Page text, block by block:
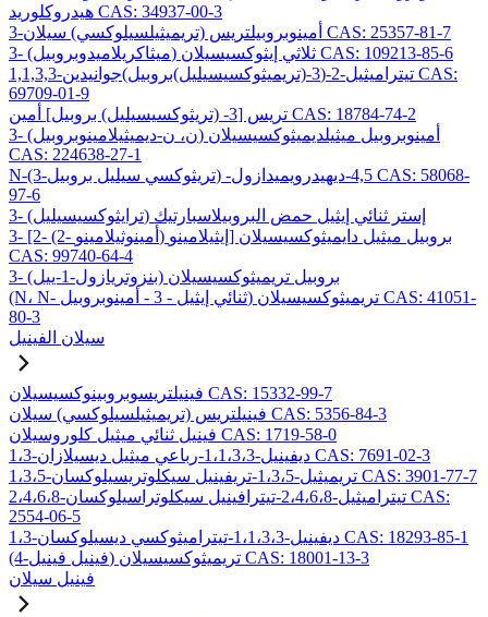
هيدروكلوريد CAS: 34937-00-3
3-أمينوبروبيلتريس (تريميثيلسيلوكسي) سيلان CAS: 25357-81-7
3- (ميثاكريلاميدوبروبيل) ثلاثي إيثوكسيسيلان CAS: 109213-85-6
1,1,3,3-تيتراميثيل-2-(3-(تريميثوكسيسيليل)بروبيل)جوانيدين CAS:
69709-01-9
تريس [3- (تريثوكسيسيليل) بروبيل] أمين CAS: 18784-74-2
3- (ن، ن-ديميثيلامينوبروبيل) أمينوبروبيل ميثيلديميثوكسيسيلان
CAS: 224638-27-1
N-(3-تريثوكسي سيليل بروبيل) -4,5-ديهيدرويميدازول CAS: 58068-
97-6
3- (ترايثوكسيسيليل) إستر ثنائي إيثيل حمض البروبيلاسبارتيك
3- [2- (2- أمينوثيلامينو) إيثيلامينو] بروبيل ميثيل دايميثوكسيسيلان
CAS: 99740-64-4
3- (بنزوتريازول-1-ييل) بروبيل تريميثوكسيسيلان
(N، N- ثنائي إيثيل - 3 - أمينوبروبيل) تريميثوكسيسيلان CAS: 41051-
80-3
سيلان الفينيل
فينيلتريسوبروبينوكسيسيلان CAS: 15332-99-7
فينيلتريس (تريميثيلسيلوكسي) سيلان CAS: 5356-84-3
فينيل ثنائي ميثيل كلوروسيلان CAS: 1719-58-0
1،3-ديفينيل-1،1،3،3-رباعي ميثيل ديسيلازان CAS: 7691-02-3
1،3،5-تريميثيل-1،3،5-تريفينيل سيكلوتريسيلوكسان CAS: 3901-77-7
2،4،6،8-تيتراميثيل-2،4،6،8-تيترافينيل سيكلوتراسيلوكسان CAS:
2554-06-5
1،3-ديفينيل-1،1،3،3-تيتراميثوكسي ديسيلوكسان CAS: 18293-85-1
(4-فينيل فينيل) تريميثوكسيسيلان CAS: 18001-13-3
فينيل سيلان